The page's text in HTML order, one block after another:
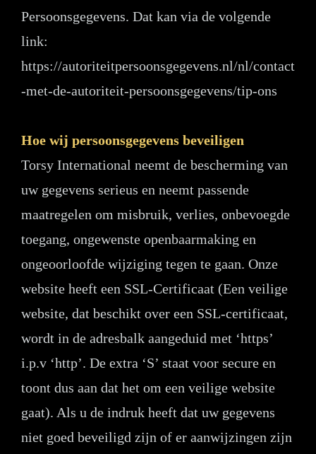
Persoonsgegevens. Dat kan via de volgende
link:
https://autoriteitpersoonsgegevens.nl/nl/contact
-met-de-autoriteit-persoonsgegevens/tip-ons
Hoe wij persoonsgegevens beveiligen
Torsy International neemt de bescherming van
uw gegevens serieus en neemt passende
maatregelen om misbruik, verlies, onbevoegde
toegang, ongewenste openbaarmaking en
ongeoorloofde wijziging tegen te gaan. Onze
website heeft een SSL-Certificaat (Een veilige
website, dat beschikt over een SSL-certificaat,
wordt in de adresbalk aangeduid met ‘https’
i.p.v ‘http’. De extra ‘S’ staat voor secure en
toont dus aan dat het om een veilige website
gaat). Als u de indruk heeft dat uw gegevens
niet goed beveiligd zijn of er aanwijzingen zijn